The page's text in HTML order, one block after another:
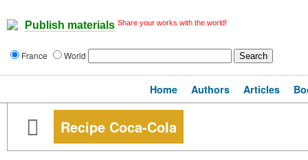
Publish materials Share your works with the world!
France World
Home Authors Articles
Recipe Coca-Cola